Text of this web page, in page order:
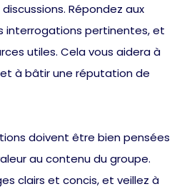
Répondez aux
interrogations pertinentes, et
utiles. Cela vous aidera à
à bâtir une réputation de
doivent être bien pensées
au contenu du groupe.
clairs et concis, et veillez à